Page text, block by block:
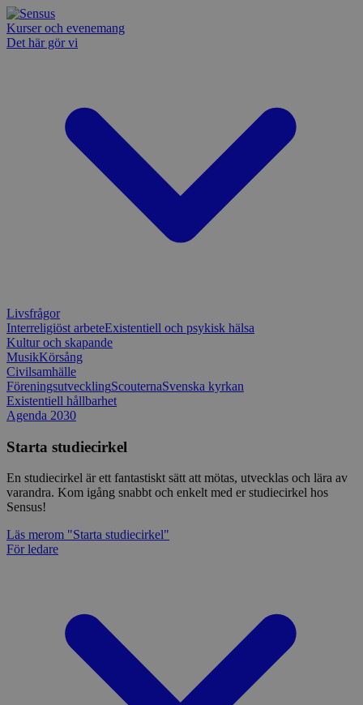
Kurser och evenemang
Det här gör vi
Livsfrågor
Interreligiöst arbeteExistentiell och psykisk hälsa
Kultur och skapande
MusikKörsång
Civilsamhälle
FöreningsutvecklingScouternaSvenska kyrkan
Existentiell hållbarhet
Agenda 2030
Starta studiecirkel
En studiecirkel är ett fantastiskt sätt att mötas, utvecklas och lära av
varandra. Kom igång snabbt och enkelt med er studiecirkel hos
Sensus!
Läs merom "Starta studiecirkel"
För ledare